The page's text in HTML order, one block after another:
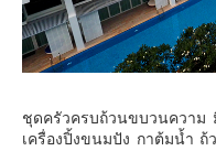
ชุดครัวครบถ้วนขบวนความ
เครื่องปิ้งขนมปัง กาต้มน้ำ ถ้